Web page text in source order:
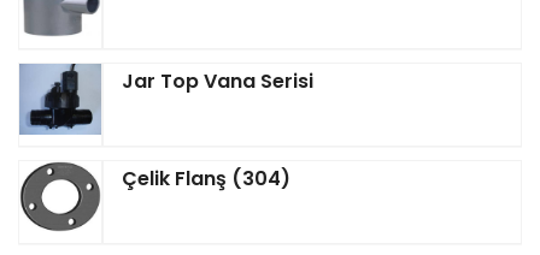
Jar Top Vana Serisi
Çelik Flanş (304)